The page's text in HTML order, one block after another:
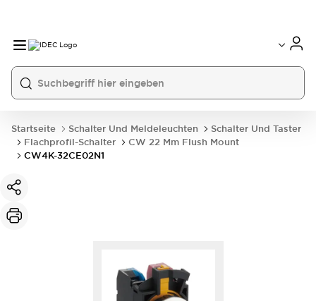
Startseite Schalter Und Meldeleuchten
Schalter Und Taster
Flachprofil-Schalter
CW 22 Mm Flush Mount
CW4K-32CE02N1